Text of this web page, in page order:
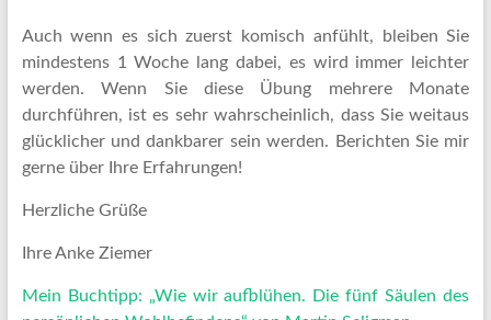
Auch wenn es sich zuerst komisch anfühlt, bleiben Sie
mindestens 1 Woche lang dabei, es wird immer leichter
werden. Wenn Sie diese Übung mehrere Monate
durchführen, ist es sehr wahrscheinlich, dass Sie weitaus
glücklicher und dankbarer sein werden. Berichten Sie mir
gerne über Ihre Erfahrungen!
Herzliche Grüße
Ihre Anke Ziemer
Mein Buchtipp: „Wie wir aufblühen. Die fünf Säulen des